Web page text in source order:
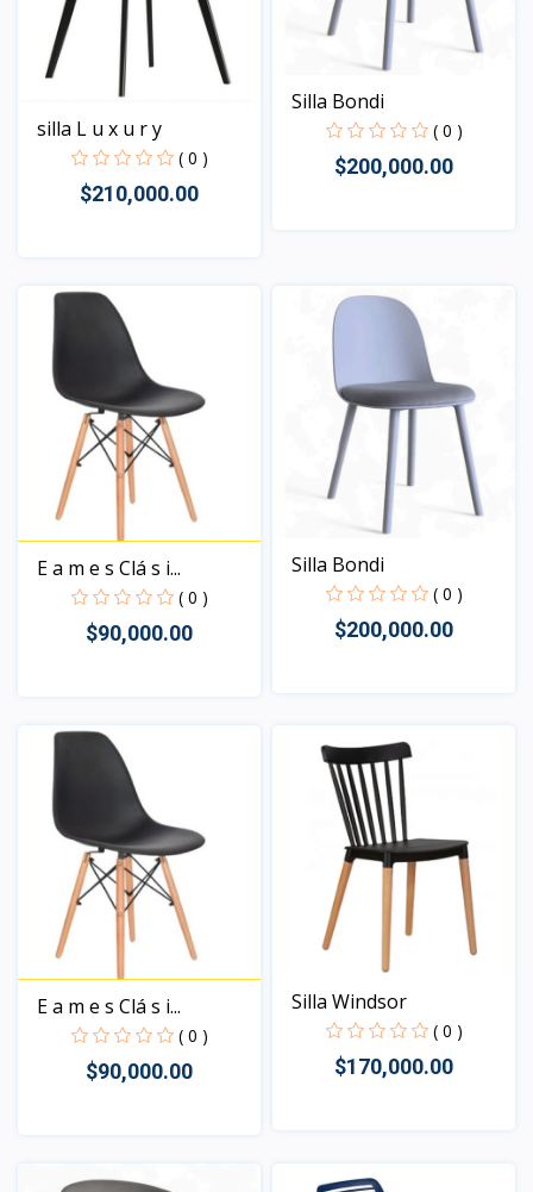
silla L u x u r y
( 0 )
$210,000.00
Silla Bondi
( 0 )
$200,000.00
E a m e s Clá s i...
( 0 )
$90,000.00
Silla Bondi
( 0 )
$200,000.00
E a m e s Clá s i...
( 0 )
$90,000.00
Silla Windsor
( 0 )
$170,000.00